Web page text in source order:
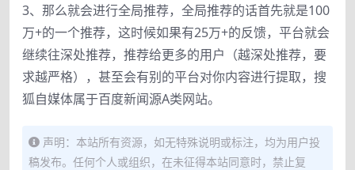
3、那么就会进行全局推荐，全局推荐的话首先就是100
万+的一个推荐，这时候如果有25万+的反馈，平台就会
继续往深处推荐，推荐给更多的用户（越深处推荐，要
求越严格），甚至会有别的平台对你内容进行提取，搜
狐自媒体属于百度新闻源A类网站。
声明：本站所有资源，如无特殊说明或标注，均为用户投
稿发布。任何个人或组织，在未征得本站同意时，禁止复